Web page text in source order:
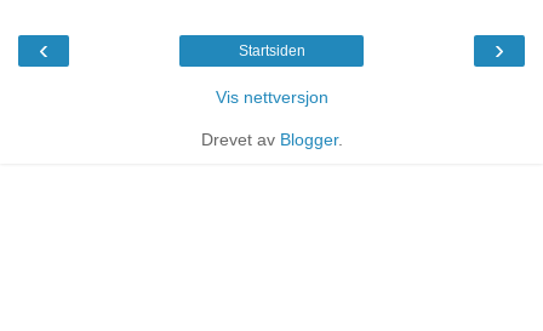
‹ ›
Startsiden
Vis nettversjon
Drevet av Blogger.